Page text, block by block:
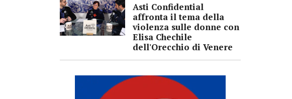
Asti Confidential
affronta il tema della
violenza sulle donne con
Elisa Chechile
dell'Orecchio di Venere